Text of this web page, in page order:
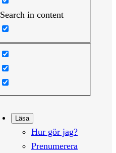
Search in content
Läsa
Hur gör jag?
Prenumerera